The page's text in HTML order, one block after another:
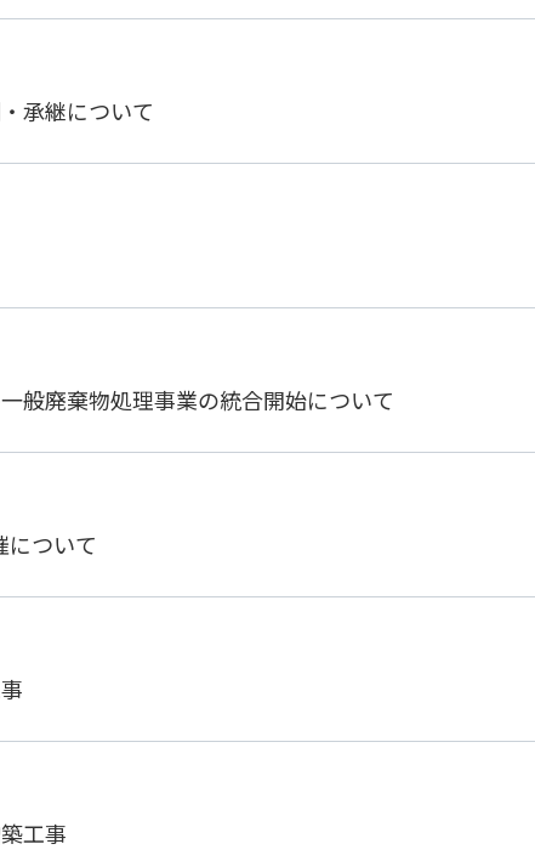
承継について
般廃棄物処理事業の統合開始について
について
工事